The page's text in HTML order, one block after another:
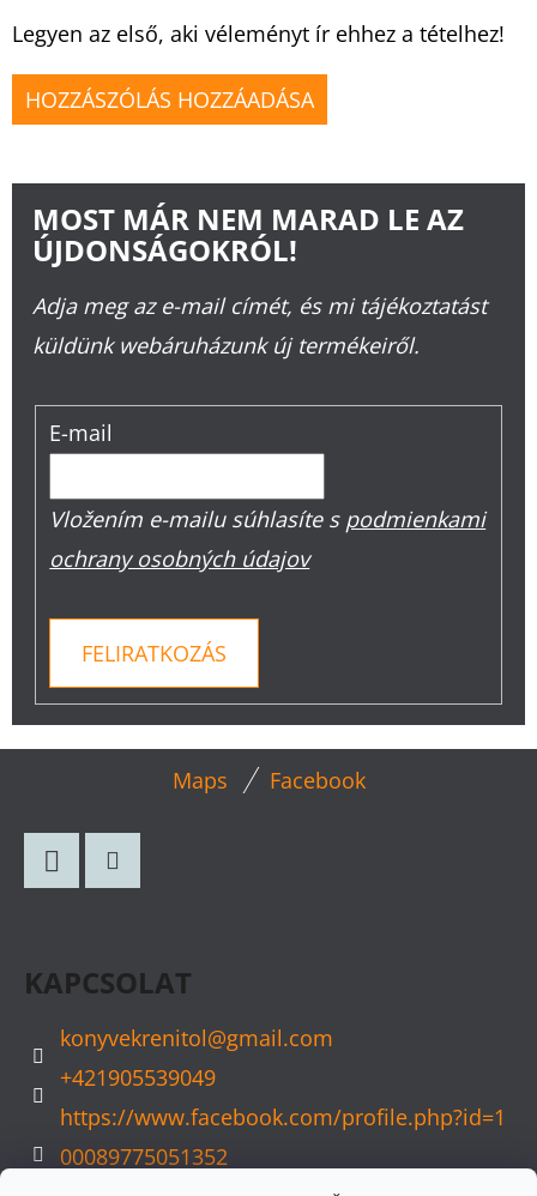
Legyen az első, aki véleményt ír ehhez a tételhez!
HOZZÁSZÓLÁS HOZZÁADÁSA
MOST MÁR NEM MARAD LE AZ
ÚJDONSÁGOKRÓL!
Adja meg az e-mail címét, és mi tájékoztatást
küldünk webáruházunk új termékeiről.
E-mail
Vložením e-mailu súhlasíte s podmienkami
ochrany osobných údajov
FELIRATKOZÁS
Maps Facebook
KAPCSOLAT
konyvekrenitol@gmail.com
+421905539049
https://www.facebook.com/profile.php?id=1
00089775051352